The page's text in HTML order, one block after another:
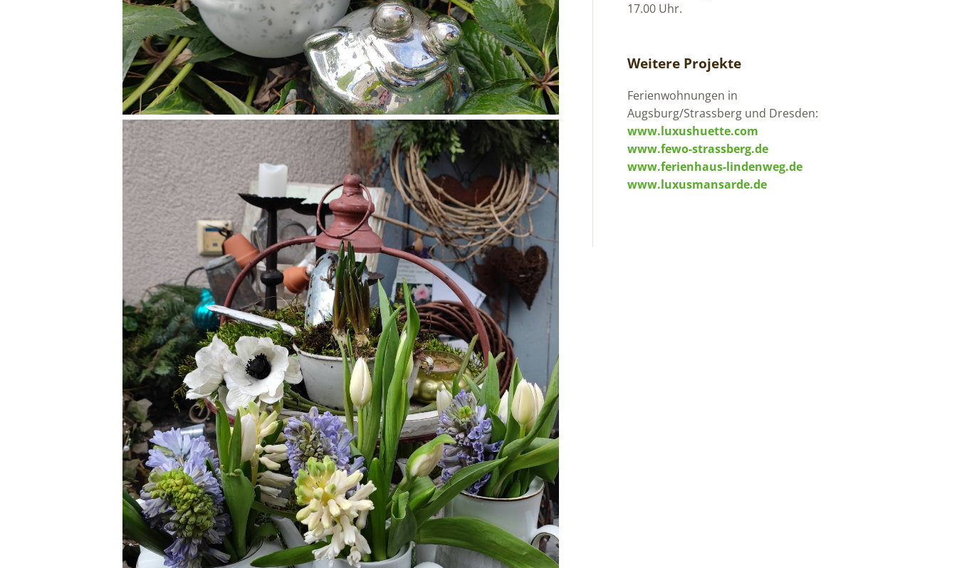
17.00 Uhr.
Weitere Projekte
Ferienwohnungen in
Augsburg/Strassberg und Dresden:
www.luxushuette.com
www.fewo-strassberg.de
www.ferienhaus-lindenweg.de
www.luxusmansarde.de